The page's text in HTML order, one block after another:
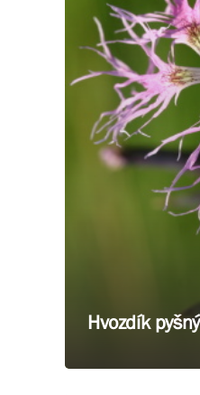
Hvozdík pyšný